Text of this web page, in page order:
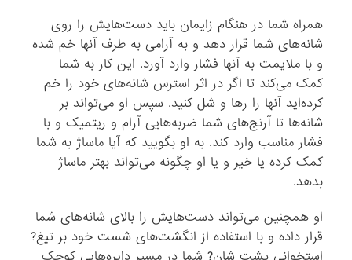
همراه شما در هنگام زایمان باید دست‌هایش را روی
شانه‌های شما قرار دهد و به آرامی به طرف آنها خم شده
و با ملایمت به آنها فشار وارد آورد. این کار به شما
کمک می‌کند تا اگر در اثر استرس شانه‌های خود را خم
کرده‌اید آنها را رها و شل کنید. سپس او می‌تواند بر
شانه‌ها تا آرنج‌های شما ضربه‌هایی آرام و ریتمیک و با
فشار مناسب وارد کند. به او بگویید که آیا ماساژ به شما
کمک کرده یا خیر و یا او چگونه می‌تواند بهتر ماساژ
بدهد.
او همچنین می‌تواند دست‌هایش را بالای شانه‌های شما
قرار داده و با استفاده از انگشت‌های شست خود بر تیغ?